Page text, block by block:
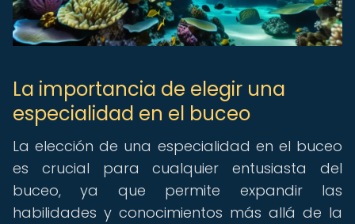
La importancia de elegir una
especialidad en el buceo
La elección de una especialidad en el buceo
es crucial para cualquier entusiasta del
buceo, ya que permite expandir las
habilidades y conocimientos más allá de la